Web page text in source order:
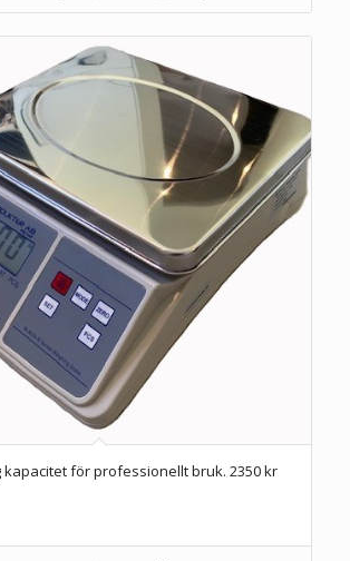
kapacitet för professionellt bruk. 2350 kr